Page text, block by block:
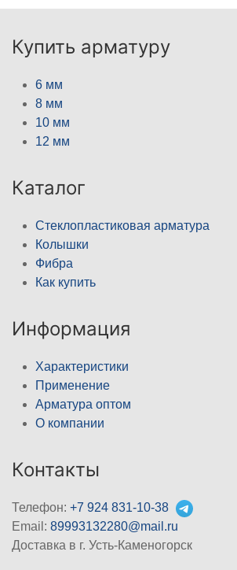
Купить арматуру
6 мм
8 мм
10 мм
12 мм
Каталог
Стеклопластиковая арматура
Колышки
Фибра
Как купить
Информация
Характеристики
Применение
Арматура оптом
О компании
Контакты
Телефон: +7 924 831-10-38
Email: 89993132280@mail.ru
Доставка в г. Усть-Каменогорск